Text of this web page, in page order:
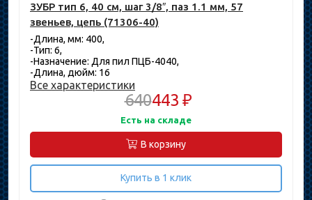
ЗУБР тип 6, 40 см, шаг 3/8″, паз 1.1 мм, 57
звеньев, цепь (71306-40)
-Длина, мм: 400,
-Тип: 6,
-Назначение: Для пил ПЦБ-4040,
-Длина, дюйм: 16
Все характеристики
640443 ₽
Есть на складе
В корзину
Купить в 1 клик